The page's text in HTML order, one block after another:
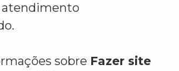
atendimento
sobre Fazer site